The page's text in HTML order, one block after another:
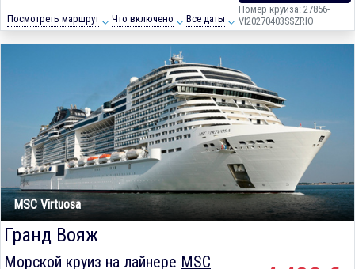
Посмотреть маршрут Что включено Все даты
Номер круиза: 27856-
VI20270403SSZRIO
MSC Virtuosa
Гранд Вояж
Морской круиз на лайнере MSC